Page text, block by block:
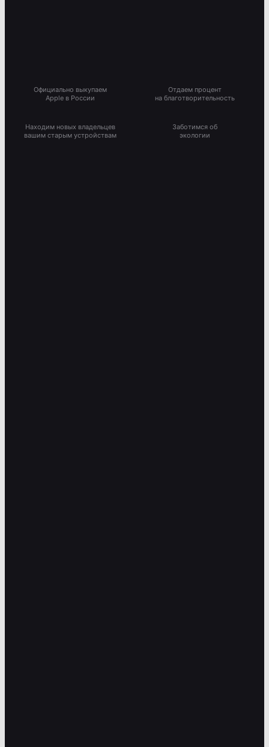
Официально выкупаем
Apple в России
Отдаем процент
на благотворительность
Находим новых владельцев
вашим старым устройствам
Заботимся об
экологии